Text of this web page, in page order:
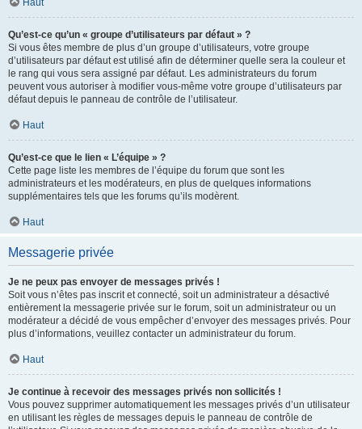
Haut
Qu’est-ce qu’un « groupe d’utilisateurs par défaut » ?
Si vous êtes membre de plus d’un groupe d’utilisateurs, votre groupe
d’utilisateurs par défaut est utilisé afin de déterminer quelle sera la couleur et
le rang qui vous sera assigné par défaut. Les administrateurs du forum
peuvent vous autoriser à modifier vous-même votre groupe d’utilisateurs par
défaut depuis le panneau de contrôle de l’utilisateur.
Haut
Qu’est-ce que le lien « L’équipe » ?
Cette page liste les membres de l’équipe du forum que sont les
administrateurs et les modérateurs, en plus de quelques informations
supplémentaires tels que les forums qu’ils modèrent.
Haut
Messagerie privée
Je ne peux pas envoyer de messages privés !
Soit vous n’êtes pas inscrit et connecté, soit un administrateur a désactivé
entièrement la messagerie privée sur le forum, soit un administrateur ou un
modérateur a décidé de vous empêcher d’envoyer des messages privés. Pour
plus d’informations, veuillez contacter un administrateur du forum.
Haut
Je continue à recevoir des messages privés non sollicités !
Vous pouvez supprimer automatiquement les messages privés d’un utilisateur
en utilisant les règles de messages depuis le panneau de contrôle de